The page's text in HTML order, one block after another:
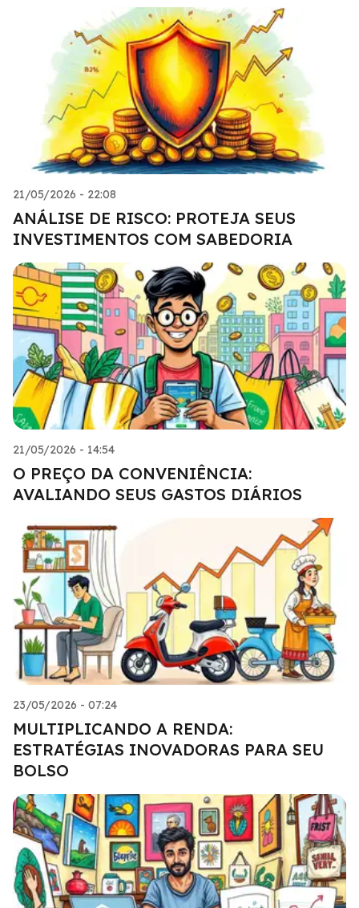
21/05/2026 - 22:08
ANÁLISE DE RISCO: PROTEJA SEUS
INVESTIMENTOS COM SABEDORIA
21/05/2026 - 14:54
O PREÇO DA CONVENIÊNCIA:
AVALIANDO SEUS GASTOS DIÁRIOS
23/05/2026 - 07:24
MULTIPLICANDO A RENDA:
ESTRATÉGIAS INOVADORAS PARA SEU
BOLSO